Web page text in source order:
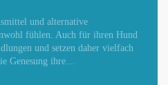
und alternative
fühlen. Auch für ihren Hund
und setzen daher vielfach
Genesung ihre…